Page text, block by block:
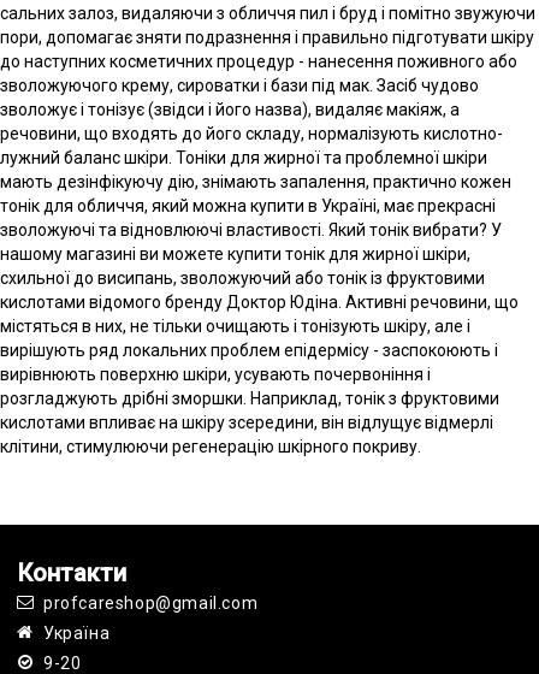
сальних залоз, видаляючи з обличчя пил і бруд і помітно звужуючи
пори, допомагає зняти подразнення і правильно підготувати шкіру
до наступних косметичних процедур - нанесення поживного або
зволожуючого крему, сироватки і бази під мак. Засіб чудово
зволожує і тонізує (звідси і його назва), видаляє макіяж, а
речовини, що входять до його складу, нормалізують кислотно-
лужний баланс шкіри. Тоніки для жирної та проблемної шкіри
мають дезінфікуючу дію, знімають запалення, практично кожен
тонік для обличчя, який можна купити в Україні, має прекрасні
зволожуючі та відновлюючі властивості. Який тонік вибрати? У
нашому магазині ви можете купити тонік для жирної шкіри,
схильної до висипань, зволожуючий або тонік із фруктовими
кислотами відомого бренду Доктор Юдіна. Активні речовини, що
містяться в них, не тільки очищають і тонізують шкіру, але і
вирішують ряд локальних проблем епідермісу - заспокоюють і
вирівнюють поверхню шкіри, усувають почервоніння і
розгладжують дрібні зморшки. Наприклад, тонік з фруктовими
кислотами впливає на шкіру зсередини, він відлущує відмерлі
клітини, стимулюючи регенерацію шкірного покриву.
Контакти
profcareshop@gmail.com
Україна
9-20